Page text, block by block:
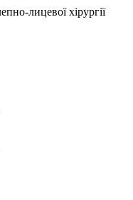
лицевої хірургії